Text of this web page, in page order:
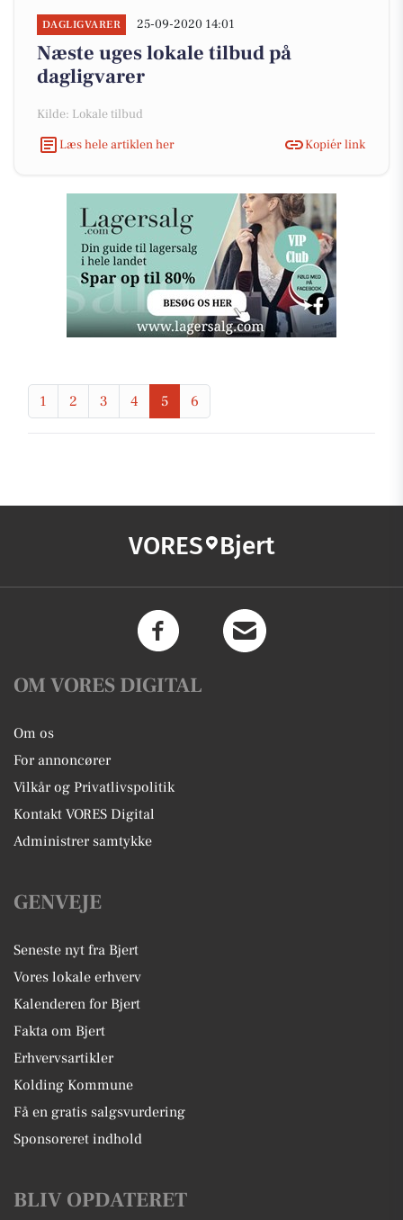
DAGLIGVARER 25-09-2020 14:01
Næste uges lokale tilbud på
dagligvarer
Kilde: Lokale tilbud
Læs hele artiklen her
Kopiér link
1 2 3 4 5 6
VORES Bjert
OM VORES DIGITAL
Om os
For annoncører
Vilkår og Privatlivspolitik
Kontakt VORES Digital
Administrer samtykke
GENVEJE
Seneste nyt fra Bjert
Vores lokale erhverv
Kalenderen for Bjert
Fakta om Bjert
Erhvervsartikler
Kolding Kommune
Få en gratis salgsvurdering
Sponsoreret indhold
BLIV OPDATERET